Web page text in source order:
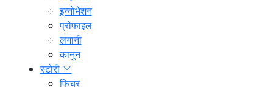
इन्नोभेशन
प्रोफाइल
लगानी
कानुन
स्टोरी
फिचर